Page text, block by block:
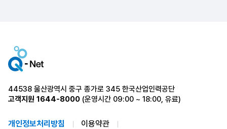
44538 울산광역시 중구 종가로 345 한국산업인력공단
고객지원 1644-8000 (운영시간 09:00 ~ 18:00, 유료)
개인정보처리방침
이용약관